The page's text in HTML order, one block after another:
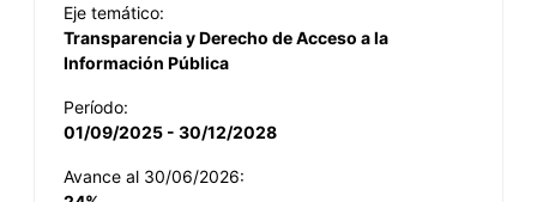
Eje temático:
Transparencia y Derecho de Acceso a la
Información Pública
Período:
01/09/2025 - 30/12/2028
Avance al 30/06/2026: